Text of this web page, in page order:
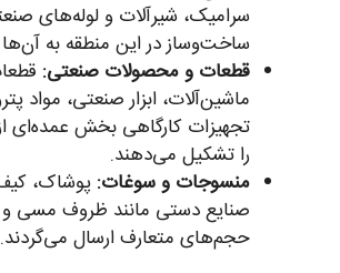
سرامیک، شیرآلات و لوله‌های
ساخت‌وساز در این منطقه به آن‌ها
قطعات و محصولات صنعتی:
ماشین‌آلات، ابزار صنعتی، مواد
تجهیزات کارگاهی بخش عمده‌ای
را تشکیل می‌دهند.
منسوجات و سوغات: پوشاک،
صنایع دستی مانند ظروف مسی و
حجم‌های متعارف ارسال می‌گردند.